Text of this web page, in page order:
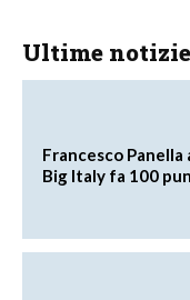
Ultime notizie
Francesco
Big Italy fa 100